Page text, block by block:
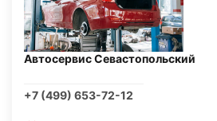
Автосервис Севастопольский
+7 (499) 653-72-12